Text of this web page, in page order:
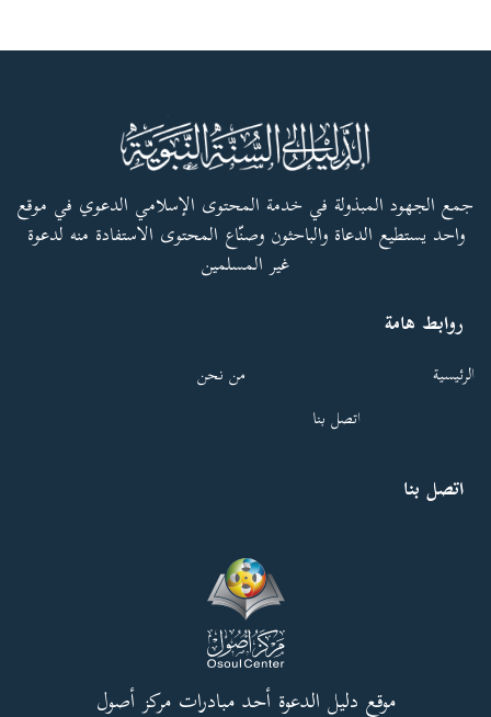
جمع الجهود المبذولة في خدمة المحتوى الإسلامي الدعوي في موقع
واحد يستطيع الدعاة والباحثون وصنّاع المحتوى الاستفادة منه لدعوة
غير المسلمين
روابط هامة
الرئيسية
من نحن
اتصل بنا
اتصل بنا
موقع دليل الدعوة أحد مبادرات مركز أصول